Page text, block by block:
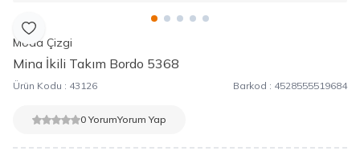
Favoriye Ekle
Moda Çizgi
Mina İkili Takım Bordo 5368
Ürün Kodu : 43126 Barkod : 4528555519684
0 YorumYorum Yap